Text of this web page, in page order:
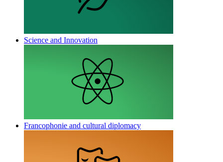
Science and Innovation
Francophonie and cultural diplomacy